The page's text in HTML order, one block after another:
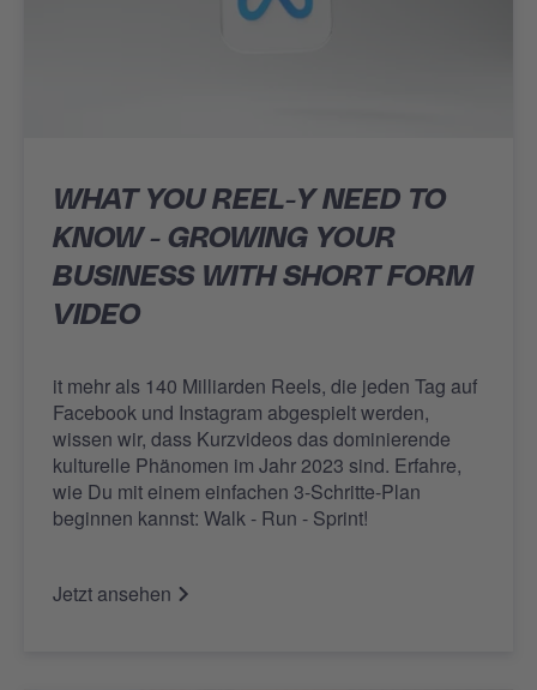
WHAT YOU REEL-Y NEED TO
KNOW - GROWING YOUR
BUSINESS WITH SHORT FORM
VIDEO
it mehr als 140 Milliarden Reels, die jeden Tag auf
Facebook und Instagram abgespielt werden,
wissen wir, dass Kurzvideos das dominierende
kulturelle Phänomen im Jahr 2023 sind. Erfahre,
wie Du mit einem einfachen 3-Schritte-Plan
beginnen kannst: Walk - Run - Sprint!
Jetzt ansehen